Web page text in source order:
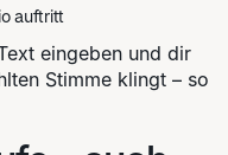
auftritt
eingeben und dir
Stimme klingt – so